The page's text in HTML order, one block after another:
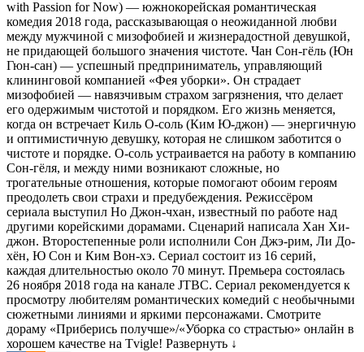
with Passion for Now) — южнокорейская романтическая
комедия 2018 года, рассказывающая о неожиданной любви
между мужчиной с мизофобией и жизнерадостной девушкой,
не придающей большого значения чистоте. Чан Сон-гёль (Юн
Гюн-сан) — успешный предприниматель, управляющий
клининговой компанией «Фея уборки». Он страдает
мизофобией — навязчивым страхом загрязнения, что делает
его одержимым чистотой и порядком. Его жизнь меняется,
когда он встречает Киль О-соль (Ким Ю-джон) — энергичную
и оптимистичную девушку, которая не слишком заботится о
чистоте и порядке. О-соль устраивается на работу в компанию
Сон-гёля, и между ними возникают сложные, но
трогательные отношения, которые помогают обоим героям
преодолеть свои страхи и предубеждения. Режиссёром
сериала выступил Но Джон-чхан, известный по работе над
другими корейскими дорамами. Сценарий написала Хан Хи-
джон. Второстепенные роли исполнили Сон Джэ-рим, Ли До-
хён, Ю Сон и Ким Вон-хэ. Сериал состоит из 16 серий,
каждая длительностью около 70 минут. Премьера состоялась
26 ноября 2018 года на канале JTBC. Сериал рекомендуется к
просмотру любителям романтических комедий с необычными
сюжетными линиями и яркими персонажами. Смотрите
дораму «Приберись получше»/«Уборка со страстью» онлайн в
хорошем качестве на Tvigle! Развернуть ↓